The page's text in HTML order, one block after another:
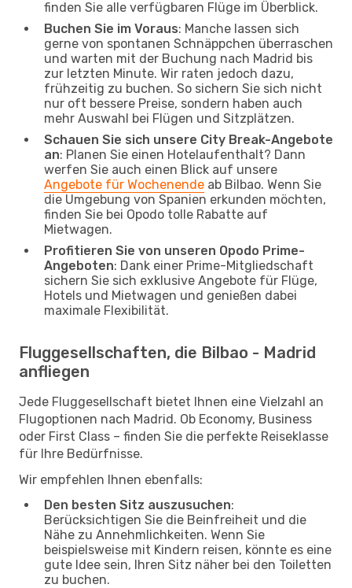
finden Sie alle verfügbaren Flüge im Überblick.
Buchen Sie im Voraus: Manche lassen sich
gerne von spontanen Schnäppchen überraschen
und warten mit der Buchung nach Madrid bis
zur letzten Minute. Wir raten jedoch dazu,
frühzeitig zu buchen. So sichern Sie sich nicht
nur oft bessere Preise, sondern haben auch
mehr Auswahl bei Flügen und Sitzplätzen.
Schauen Sie sich unsere City Break-Angebote
an: Planen Sie einen Hotelaufenthalt? Dann
werfen Sie auch einen Blick auf unsere
Angebote für Wochenende ab Bilbao. Wenn Sie
die Umgebung von Spanien erkunden möchten,
finden Sie bei Opodo tolle Rabatte auf
Mietwagen.
Profitieren Sie von unseren Opodo Prime-
Angeboten: Dank einer Prime-Mitgliedschaft
sichern Sie sich exklusive Angebote für Flüge,
Hotels und Mietwagen und genießen dabei
maximale Flexibilität.
Fluggesellschaften, die Bilbao - Madrid
anfliegen
Jede Fluggesellschaft bietet Ihnen eine Vielzahl an
Flugoptionen nach Madrid. Ob Economy, Business
oder First Class – finden Sie die perfekte Reiseklasse
für Ihre Bedürfnisse.
Wir empfehlen Ihnen ebenfalls:
Den besten Sitz auszusuchen:
Berücksichtigen Sie die Beinfreiheit und die
Nähe zu Annehmlichkeiten. Wenn Sie
beispielsweise mit Kindern reisen, könnte es eine
gute Idee sein, Ihren Sitz näher bei den Toiletten
zu buchen.